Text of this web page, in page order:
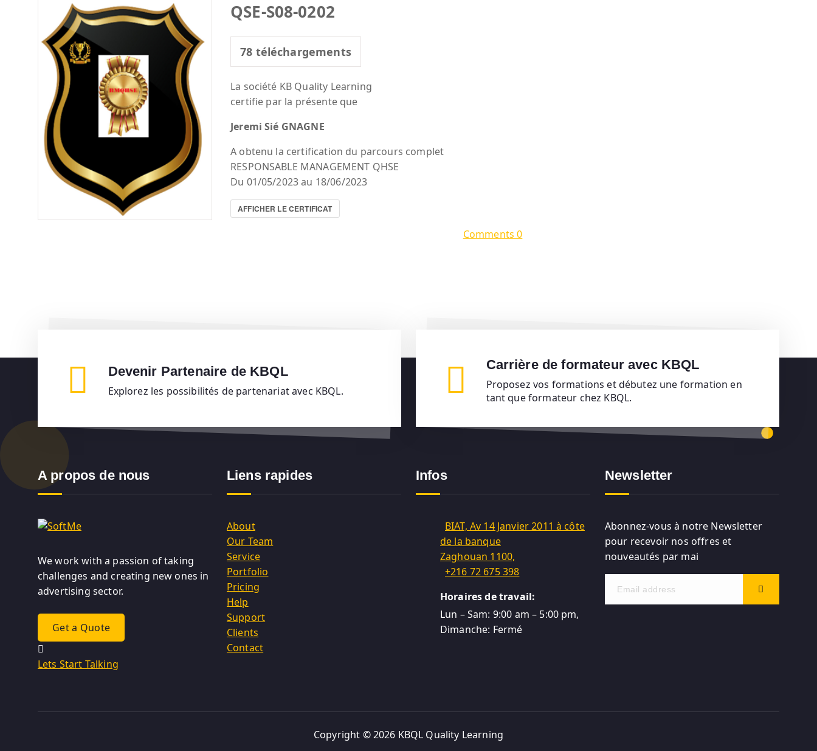
QSE-S08-0202
78 téléchargements
La société KB Quality Learning
certifie par la présente que
Jeremi Sié GNAGNE
A obtenu la certification du parcours complet
RESPONSABLE MANAGEMENT QHSE
Du 01/05/2023 au 18/06/2023
AFFICHER LE CERTIFICAT
Comments 0
Devenir Partenaire de KBQL
Explorez les possibilités de partenariat avec KBQL.
Carrière de formateur avec KBQL
Proposez vos formations et débutez une formation en
tant que formateur chez KBQL.
A propos de nous
We work with a passion of taking
challenges and creating new ones in
advertising sector.
Get a Quote
Lets Start Talking
Liens rapides
About
Our Team
Service
Portfolio
Pricing
Help
Support
Clients
Contact
Infos
BIAT, Av 14 Janvier 2011 à côte
de la banque
Zaghouan 1100,
+216 72 675 398
Horaires de travail:
Lun – Sam: 9:00 am – 5:00 pm,
Dimanche: Fermé
Newsletter
Abonnez-vous à notre Newsletter
pour recevoir nos offres et
nouveautés par mai
Copyright © 2026 KBQL Quality Learning